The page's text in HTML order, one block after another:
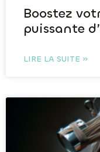
Boostez
puissante
LIRE LA SUITE »